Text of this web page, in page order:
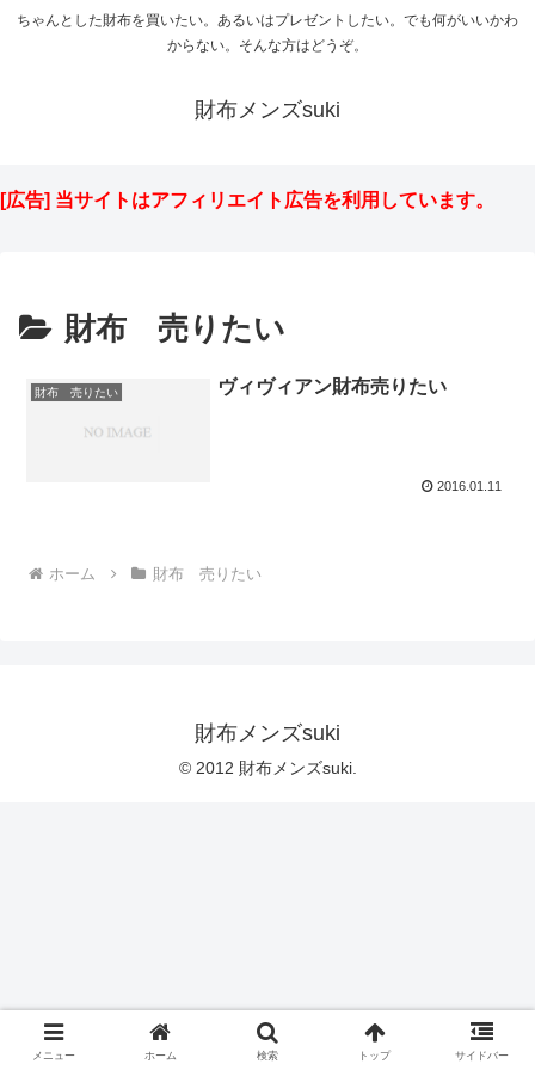
ちゃんとした財布を買いたい。あるいはプレゼントしたい。でも何がいいかわ
からない。そんな方はどうぞ。
財布メンズsuki
[広告] 当サイトはアフィリエイト広告を利用しています。
財布 売りたい
財布 売りたい ヴィヴィアン財布売りたい
2016.01.11
ホーム 財布 売りたい
財布メンズsuki
© 2012 財布メンズsuki.
メニュー ホーム 検索 トップ サイドバー